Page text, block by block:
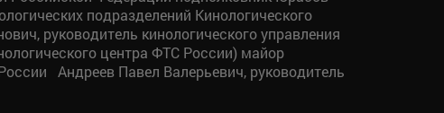
подразделений Кинологического
руководитель кинологического управления
центра ФТС России) майор
Андреев Павел Валерьевич, руководитель